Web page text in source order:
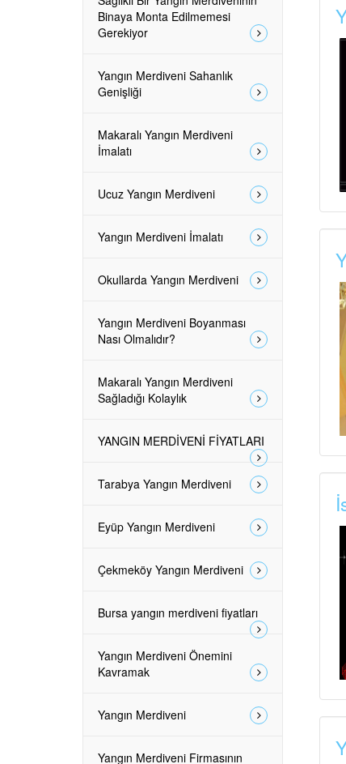
Binaya Monta Edilmemesi
Gerekiyor
Yangın Merdiveni Sahanlık
Genişliği
Makaralı Yangın Merdiveni
İmalatı
Ucuz Yangın Merdiveni
Yangın Merdiveni İmalatı
Okullarda Yangın Merdiveni
Yangın Merdiveni Boyanması
Nası Olmalıdır?
Makaralı Yangın Merdiveni
Sağladığı Kolaylık
YANGIN MERDİVENİ FİYATLARI
Tarabya Yangın Merdiveni
Eyüp Yangın Merdiveni
Çekmeköy Yangın Merdiveni
Bursa yangın merdiveni fiyatları
Yangın Merdiveni Önemini
Kavramak
Yangın Merdiveni
Yangın Merdiveni Firmasının